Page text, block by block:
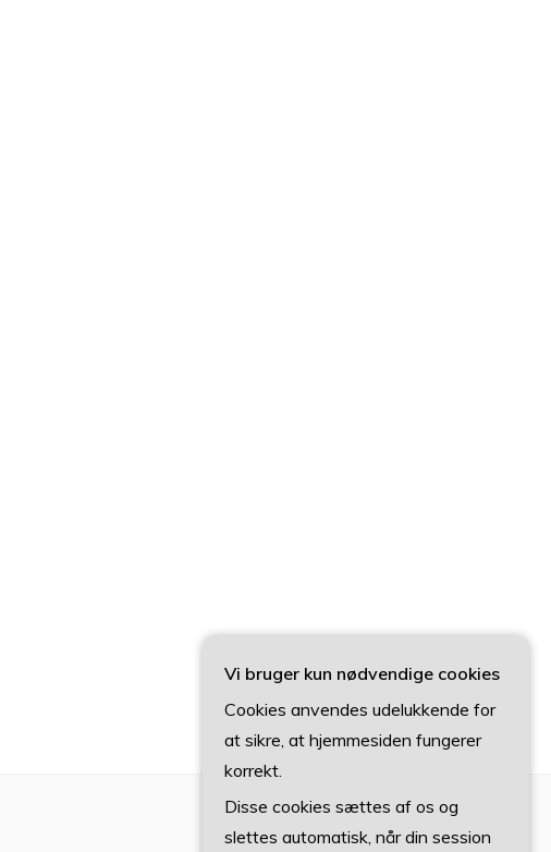
Vi bruger kun nødvendige cookies
Cookies anvendes udelukkende for
at sikre, at hjemmesiden fungerer
korrekt.
Disse cookies sættes af os og
slettes automatisk, når din session